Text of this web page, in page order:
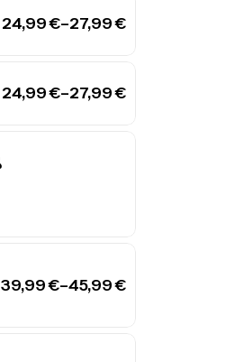
24,99€–27,99€
24,99€–27,99€
39,99€–45,99€